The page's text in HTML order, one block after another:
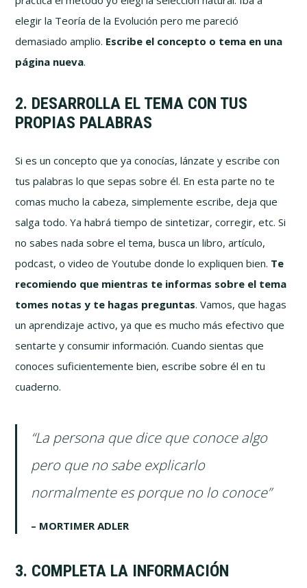
elegir la Teoría de la Evolución pero me pareció
demasiado amplio. Escribe el concepto o tema en una
página nueva.
2. DESARROLLA EL TEMA CON TUS
PROPIAS PALABRAS
Si es un concepto que ya conocías, lánzate y escribe con
tus palabras lo que sepas sobre él. En esta parte no te
comas mucho la cabeza, simplemente escribe, deja que
salga todo. Ya habrá tiempo de sintetizar, corregir, etc. Si
no sabes nada sobre el tema, busca un libro, artículo,
podcast, o video de Youtube donde lo expliquen bien. Te
recomiendo que mientras te informas sobre el tema
tomes notas y te hagas preguntas. Vamos, que hagas
un aprendizaje activo, ya que es mucho más efectivo que
sentarte y consumir información. Cuando sientas que
conoces suficientemente bien, escribe sobre él en tu
cuaderno.
“La persona que dice que conoce algo
pero que no sabe explicarlo
normalmente es porque no lo conoce”
– MORTIMER ADLER
3. COMPLETA LA INFORMACIÓN